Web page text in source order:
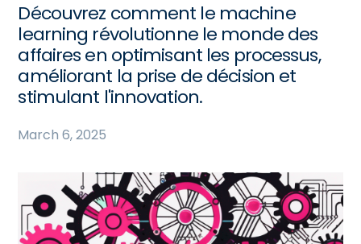
Découvrez comment le machine
learning révolutionne le monde des
affaires en optimisant les processus,
améliorant la prise de décision et
stimulant l'innovation.
March 6, 2025